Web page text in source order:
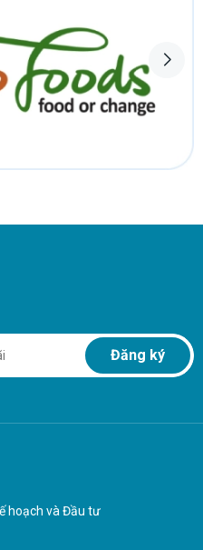
Đăng ký
hoạch và Đầu tư